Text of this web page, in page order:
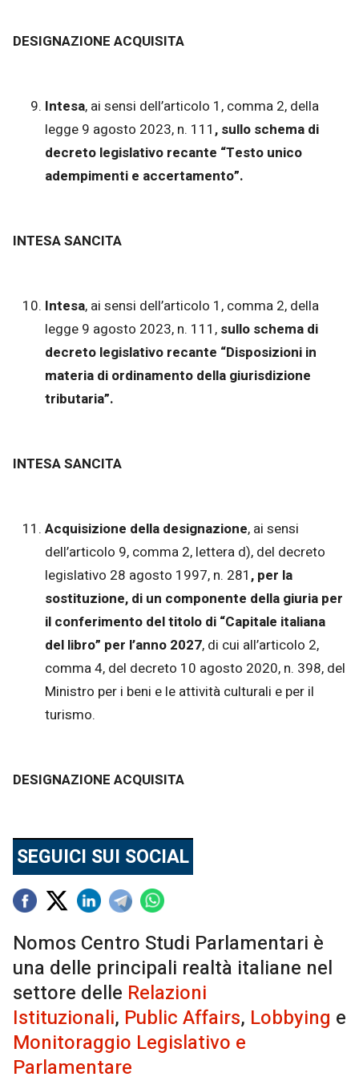
DESIGNAZIONE ACQUISITA
Intesa, ai sensi dell’articolo 1, comma 2, della
legge 9 agosto 2023, n. 111, sullo schema di
decreto legislativo recante “Testo unico
adempimenti e accertamento”.
INTESA SANCITA
Intesa, ai sensi dell’articolo 1, comma 2, della
legge 9 agosto 2023, n. 111, sullo schema di
decreto legislativo recante “Disposizioni in
materia di ordinamento della giurisdizione
tributaria”.
INTESA SANCITA
Acquisizione della designazione, ai sensi
dell’articolo 9, comma 2, lettera d), del decreto
legislativo 28 agosto 1997, n. 281, per la
sostituzione, di un componente della giuria per
il conferimento del titolo di “Capitale italiana
del libro” per l’anno 2027, di cui all’articolo 2,
comma 4, del decreto 10 agosto 2020, n. 398, del
Ministro per i beni e le attività culturali e per il
turismo.
DESIGNAZIONE ACQUISITA
SEGUICI SUI SOCIAL
Nomos Centro Studi Parlamentari è
una delle principali realtà italiane nel
settore delle Relazioni
Istituzionali, Public Affairs, Lobbying e
Monitoraggio Legislativo e
Parlamentare